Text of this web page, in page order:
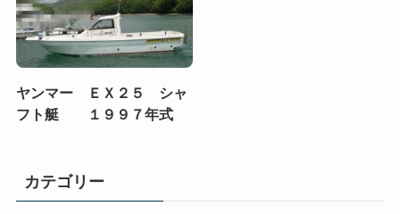
ヤンマー ＥＸ２５ シャ
フト艇 １９９７年式
カテゴリー